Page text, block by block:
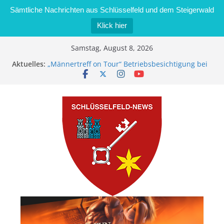
Sämtliche Nachrichten aus Schlüsselfeld und dem Steigerwald
Klick hier
Samstag, August 8, 2026
Aktuelles: „Männertreff on Tour“ Betriebsbesichtigung bei
der Schreinerei Zimmermann GmbH
Brand in Sägewerk in Bernroth schnell unter
Kontrolle
Stadt Schlüsselfeld bietet Online-Anmeldung für
Kindergartenplätze an
Dieseldiebstahl im Wert von 600 Euro